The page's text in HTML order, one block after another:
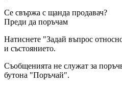
Се свържа с щанда продавач?
Преди да поръчам
Натиснете "Задай въпрос
и състоянието.
Съобщенията не служат за
бутона "Поръчай".